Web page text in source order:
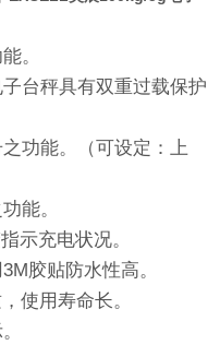
。
台秤具有双重过载保护
功能。（可设定：上
能。
示充电状况。
3M胶贴防水性高。
使用寿命长。